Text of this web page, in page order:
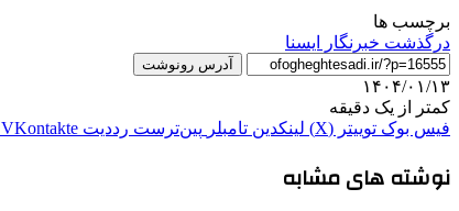
برچسب ها
درگذشت خبرنگار ایسنا
آدرس رونوشت
۱۴۰۴/۰۱/۱۳
کمتر از یک دقیقه
فیس بوک توییتر (X) لینکدین ‫تامبلر ‫پین‌ترست ‫رددیت ‫VKontakte
نوشته های مشابه